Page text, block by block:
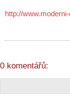
http://
0 komentářů: